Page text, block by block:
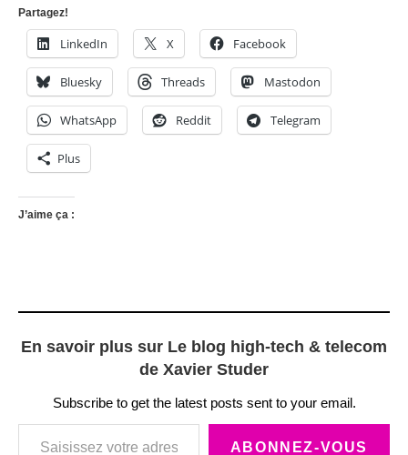
Partagez!
LinkedIn X Facebook
Bluesky Threads Mastodon
WhatsApp Reddit Telegram
Plus
J’aime ça :
En savoir plus sur Le blog high-tech & telecom
de Xavier Studer
Subscribe to get the latest posts sent to your email.
Saisissez votre adresse e-mail…
ABONNEZ-VOUS